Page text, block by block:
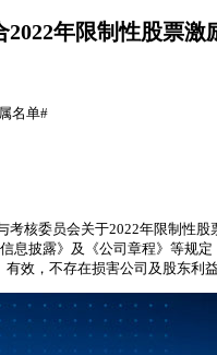
年限制性股票激
名单#
考核委员会关于2022年限制性
披露》及《公司章程》等规
效，不存在损害公司及股东